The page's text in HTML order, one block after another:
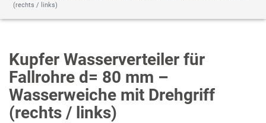
(rechts / links)
Kupfer Wasserverteiler für
Fallrohre d= 80 mm –
Wasserweiche mit Drehgriff
(rechts / links)